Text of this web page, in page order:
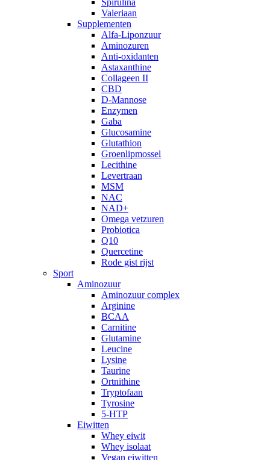
Spirulina
Valeriaan
Supplementen
Alfa-Liponzuur
Aminozuren
Anti-oxidanten
Astaxanthine
Collageen II
CBD
D-Mannose
Enzymen
Gaba
Glucosamine
Glutathion
Groenlipmossel
Lecithine
Levertraan
MSM
NAC
NAD+
Omega vetzuren
Probiotica
Q10
Quercetine
Rode gist rijst
Sport
Aminozuur
Aminozuur complex
Arginine
BCAA
Carnitine
Glutamine
Leucine
Lysine
Taurine
Ortnithine
Tryptofaan
Tyrosine
5-HTP
Eiwitten
Whey eiwit
Whey isolaat
Vegan eiwitten